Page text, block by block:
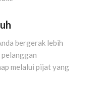
bergerak lebih
pelanggan
melalui pijat yang